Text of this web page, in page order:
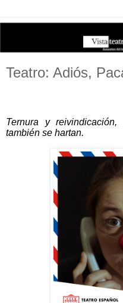
Teatro: Adiós,
Ternura y
también se hartan.